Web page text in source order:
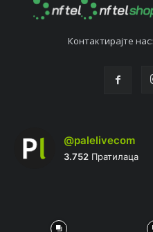
Контактирајтe нас:
@palelivecom
3.752 Пратилаца